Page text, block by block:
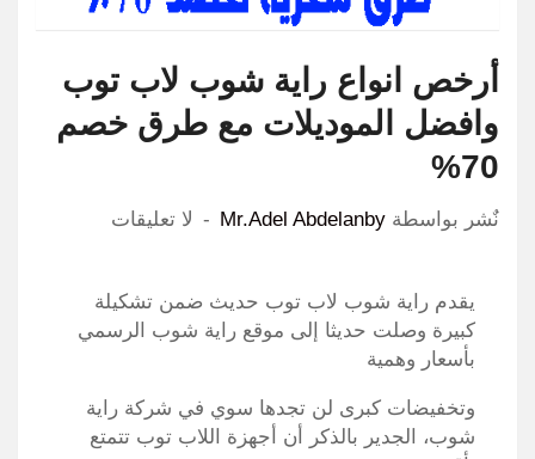
أرخص انواع راية شوب لاب توب
وافضل الموديلات مع طرق خصم
70%
نٌشر بواسطة Mr.Adel Abdelanby لا تعليقات
يقدم راية شوب لاب توب حديث ضمن تشكيلة
كبيرة وصلت حديثا إلى موقع راية شوب الرسمي
بأسعار وهمية
وتخفيضات كبرى لن تجدها سوي في شركة راية
شوب، الجدير بالذكر أن أجهزة اللاب توب تتمتع